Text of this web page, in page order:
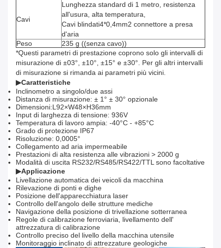
Cavi
Lunghezza standard di 1 metro, resistenza
all'usura, alta temperatura,
Cavi blindati4*0,4mm2 connettore a presa
d'aria
Peso
235 g ((senza cavo))
*Questi parametri di prestazione coprono solo gli intervalli di
misurazione di ±03°, ±10°, ±15° e ±30°. Per gli altri intervalli
di misurazione si rimanda ai parametri più vicini.
▶Caratteristiche
Inclinometro a singolo/due assi
Distanza di misurazione: ± 1° ± 30° opzionale
Dimensioni:L92×W48×H36mm
Input di larghezza di tensione: 936V
Temperatura di lavoro ampia: -40°C - +85°C
Grado di protezione IP67
Risoluzione: 0,0005°
Collegamento ad aria impermeabile
Prestazioni di alta resistenza alle vibrazioni > 2000 g
Modalità di uscita RS232/RS485/RS422/TTL sono facoltative
▶Applicazione
Livellazione automatica dei veicoli da macchina
Rilevazione di ponti e dighe
Posizione dell'apparecchiatura laser
Controllo dell'angolo delle strutture mediche
Navigazione della posizione di trivellazione sotterranea
Regole di calibrazione ferroviaria, livellamento dell'
attrezzatura di calibrazione
Controllo preciso del livello della macchina utensile
Monitoraggio inclinato di attrezzature geologiche